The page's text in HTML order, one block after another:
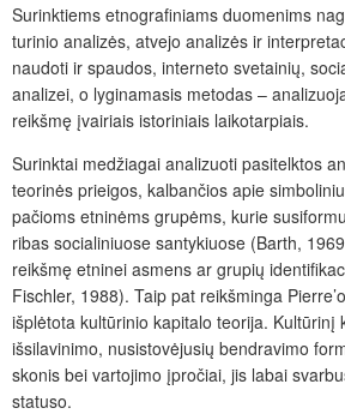
Surinktiems etnografiniams duomenims
turinio analizės, atvejo analizės ir
naudoti ir spaudos, interneto svetainių,
analizei, o lyginamasis metodas –
reikšmę įvairiais istoriniais laikotarpiais.
Surinktai medžiagai analizuoti pasitelktos
teorinės prieigos, kalbančios apie
pačioms etninėms grupėms, kurie
ribas socialiniuose santykiuose (Barth,
reikšmę etninei asmens ar grupių
Fischler, 1988). Taip pat reikšminga
išplėtota kultūrinio kapitalo teorija. Kultūrinį
išsilavinimo, nusistovėjusių bendravimo
skonis bei vartojimo įpročiai, jis labai
statuso.